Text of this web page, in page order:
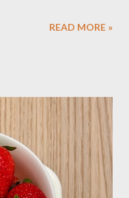
充from Patty： 1.新鮮現
1 大匙(1T) 1 杯(1cup)
酵母 3.3g 10g --------- 吉
細砂糖 4g 13g 170g 粗砂
22g 290g 沙拉油 4g
14g 205g 酥油 4g 13g
優格 5g 15g 210g 清
READ MORE »